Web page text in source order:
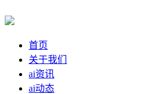
首页
关于我们
ai资讯
ai动态